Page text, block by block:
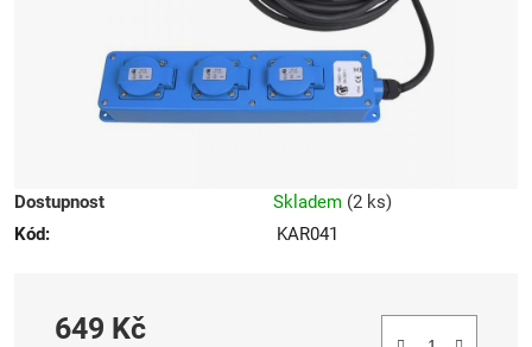
Dostupnost Skladem (2 ks)
Kód:
KAR041
649 Kč